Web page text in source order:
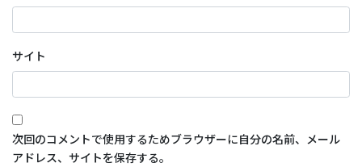
サイト
次回のコメントで使用するためブラウザーに自分の名前、メール
アドレス、サイトを保存する。